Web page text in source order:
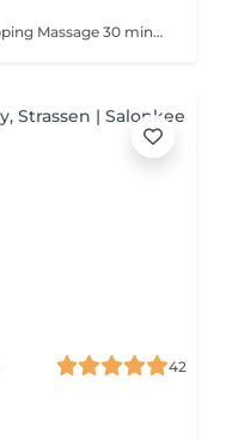
- Remedial Massage 90 minutes - Cupping Massage 30 minutes
42